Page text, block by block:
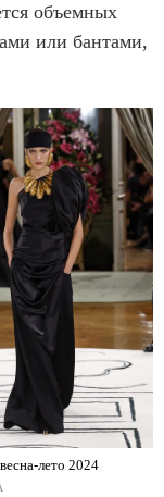
объемных
или бантами,
лето 2024